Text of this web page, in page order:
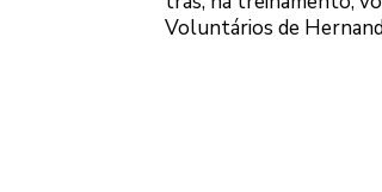
Voluntários de